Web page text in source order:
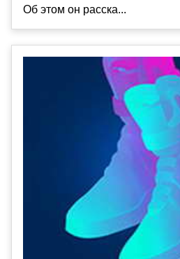
Об этом он расска...